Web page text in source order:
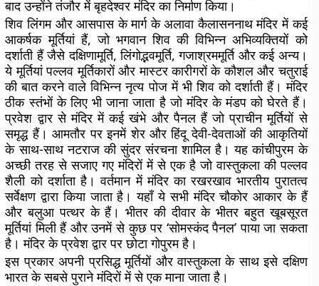
बाद उन्होंने तंजौर में बृहदेश्वर मंदिर का निर्माण किया।
शिव लिंगम और आसपास के मार्ग के अलावा कैलासननाथ मंदिर में कई
आकर्षक मूर्तियां हैं, जो भगवान शिव की विभिन्न अभिव्यक्तियों को
दर्शाती हैं जैसे दक्षिणामूर्ति, लिंगोद्भवमूर्ति, गजाश्रममूर्ति और कई अन्य।
ये मूर्तियां पल्लव मूर्तिकारों और मास्टर कारीगरों के कौशल और चतुराई
की बात करने वाले विभिन्न नृत्य पोज में भी शिव को दर्शाती हैं। मंदिर
ठीक स्तंभों के लिए भी जाना जाता है जो मंदिर के मंडप को घेरते हैं।
प्रवेश द्वार से मंदिर में कई खंभे और पैनल हैं जो प्राचीन मूर्तियों से
समृद्ध हैं। आमतौर पर इनमें शेर और हिंदू देवी-देवताओं की आकृतियों
के साथ-साथ नटराज की सुंदर संरचना शामिल है। यह कांचीपुरम के
अच्छी तरह से सजाए गए मंदिरों में से एक है जो वास्तुकला की पल्लव
शैली को दर्शाता है। वर्तमान में मंदिर का रखरखाव भारतीय पुरातत्व
सर्वेक्षण द्वारा किया जाता है। यहाँ ये सभी मंदिर चौकोर आकार के हैं
और बलुआ पत्थर के हैं। भीतर की दीवार के भीतर बहुत खूबसूरत
मूर्तियां मिली हैं और उनमें से कुछ पर ‘सोमस्कंद पैनल’ पाया जा सकता
है। मंदिर के प्रवेश द्वार पर छोटा गोपुरम है।
इस प्रकार अपनी प्रसिद्ध मूर्तियों और वास्तुकला के साथ इसे दक्षिण
भारत के सबसे पुराने मंदिरों में से एक माना जाता है।